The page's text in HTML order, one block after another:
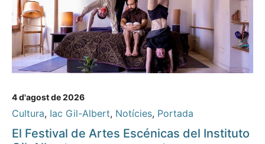
4 d'agost de 2026
Cultura, Iac Gil-Albert, Notícies, Portada
El Festival de Artes Escénicas del Instituto